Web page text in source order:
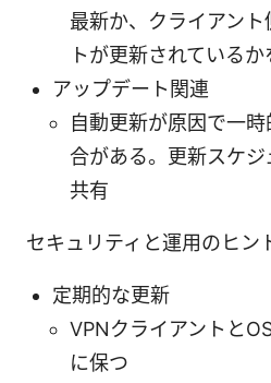
最新か、クライアン
トが更新されているか
アップデート関連
自動更新が原因で一
合がある。更新スケ
共有
セキュリティと運用のヒン
定期的な更新
VPNクライアントと
に保つ